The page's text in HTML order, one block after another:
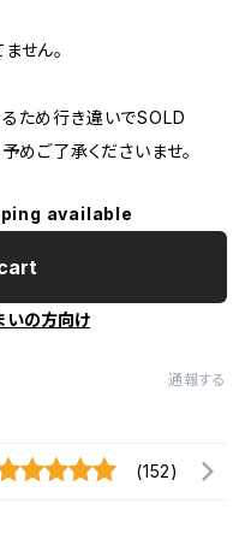
せん。
ため行き違いでSOLD
めご了承くださいませ。
available
いの方向け
通報する
(152)